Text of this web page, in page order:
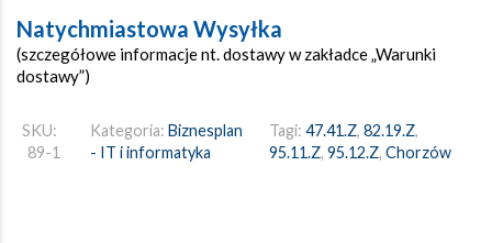
Natychmiastowa Wysyłka
(szczegółowe informacje nt. dostawy w zakładce „Warunki
dostawy”)
SKU:
89-1
Kategoria:Biznesplan
- IT i informatyka
Tagi:47.41.Z,82.19.Z,
95.11.Z,95.12.Z,Chorzów